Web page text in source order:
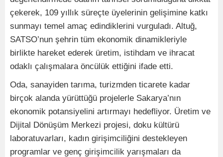
çekerek, 109 yıllık süreçte üyelerinin gelişimine katkı
sunmayı temel amaç edindiklerini vurguladı. Altuğ,
SATSO’nun şehrin tüm ekonomik dinamikleriyle
birlikte hareket ederek üretim, istihdam ve ihracat
odaklı çalışmalara öncülük ettiğini ifade etti.
Oda, sanayiden tarıma, turizmden ticarete kadar
birçok alanda yürüttüğü projelerle Sakarya’nın
ekonomik potansiyelini artırmayı hedefliyor. Üretim ve
Dijital Dönüşüm Merkezi projesi, doku kültürü
laboratuvarları, kadın girişimciliğini destekleyen
programlar ve genç girişimcilik yarışmaları da